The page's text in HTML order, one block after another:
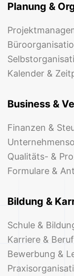
Planung &
Kalender &
Business &
Finanzen &
Qualitäts- &
Formulare &
Bildung &
Schule &
Karriere &
Bewerbung &